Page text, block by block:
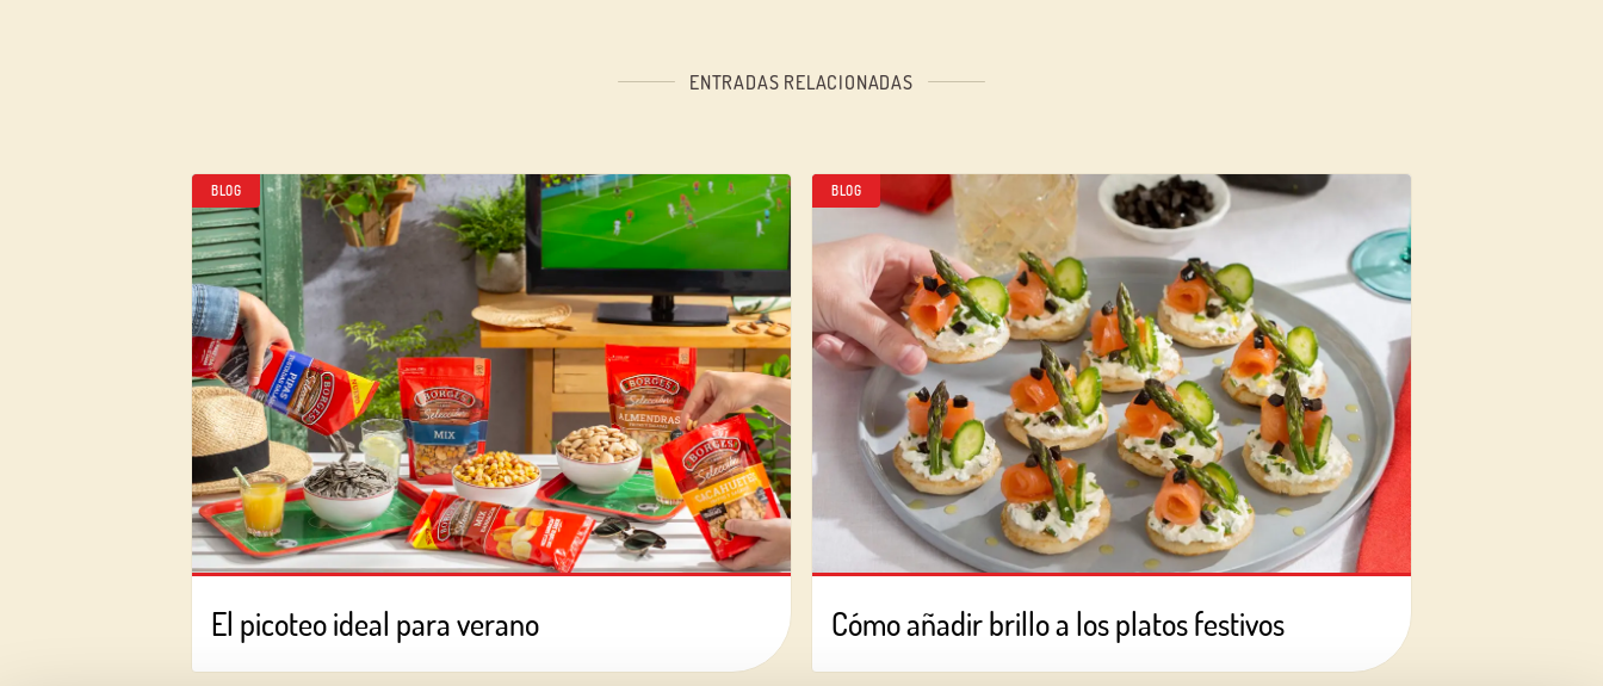
ENTRADAS RELACIONADAS
BLOG
El picoteo ideal para verano
BLOG
Cómo añadir brillo a los platos festivos